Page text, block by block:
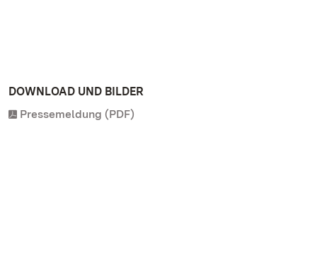
DOWNLOAD UND BILDER
Pressemeldung (PDF)